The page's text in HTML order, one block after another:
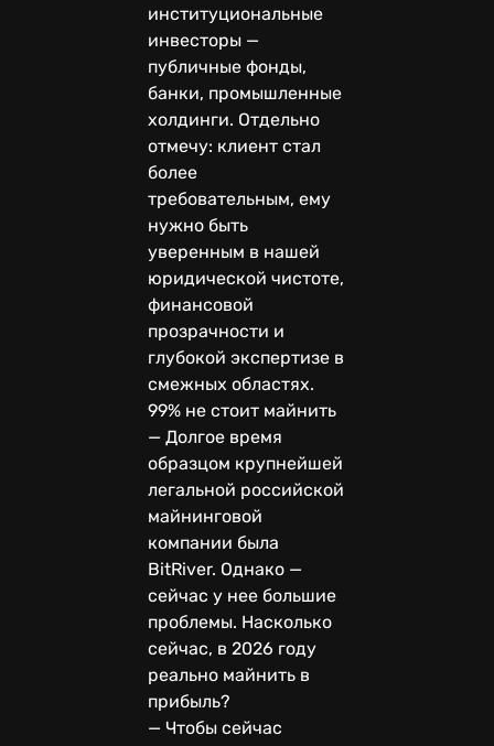
институциональные
инвесторы —
публичные фонды,
банки, промышленные
холдинги. Отдельно
отмечу: клиент стал
более
требовательным, ему
нужно быть
уверенным в нашей
юридической чистоте,
финансовой
прозрачности и
глубокой экспертизе в
смежных областях.
99% не стоит майнить
— Долгое время
образцом крупнейшей
легальной российской
майнинговой
компании была
BitRiver. Однако —
сейчас у нее большие
проблемы. Насколько
сейчас, в 2026 году
реально майнить в
прибыль?
— Чтобы сейчас